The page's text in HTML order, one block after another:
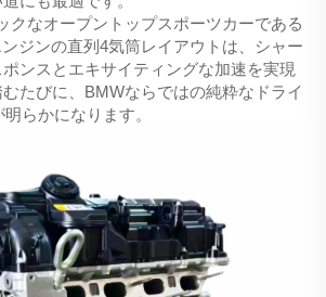
クなオープントップスポーツカーである
ジンの直列4気筒レイアウトは、シャー
ンスとエキサイティングな加速を実現
たびに、BMWならではの純粋なドライ
らかになります。